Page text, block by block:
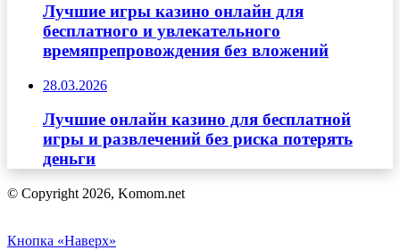
Лучшие игры казино онлайн для
бесплатного и увлекательного
времяпрепровождения без вложений
28.03.2026
Лучшие онлайн казино для бесплатной
игры и развлечений без риска потерять
деньги
© Copyright 2026, Komom.net
Кнопка «Наверх»